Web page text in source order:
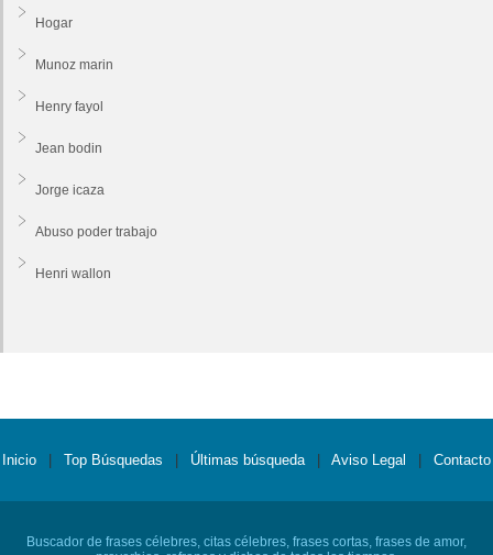
Hogar
Munoz marin
Henry fayol
Jean bodin
Jorge icaza
Abuso poder trabajo
Henri wallon
Inicio Top Búsquedas Últimas búsqueda Aviso Legal Contacto
Buscador de frases célebres, citas célebres, frases cortas, frases de amor,